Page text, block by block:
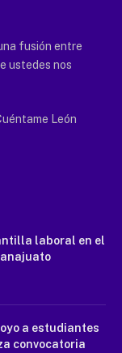
fusión entre
ustedes nos
León
laboral en el
a estudiantes
convocatoria